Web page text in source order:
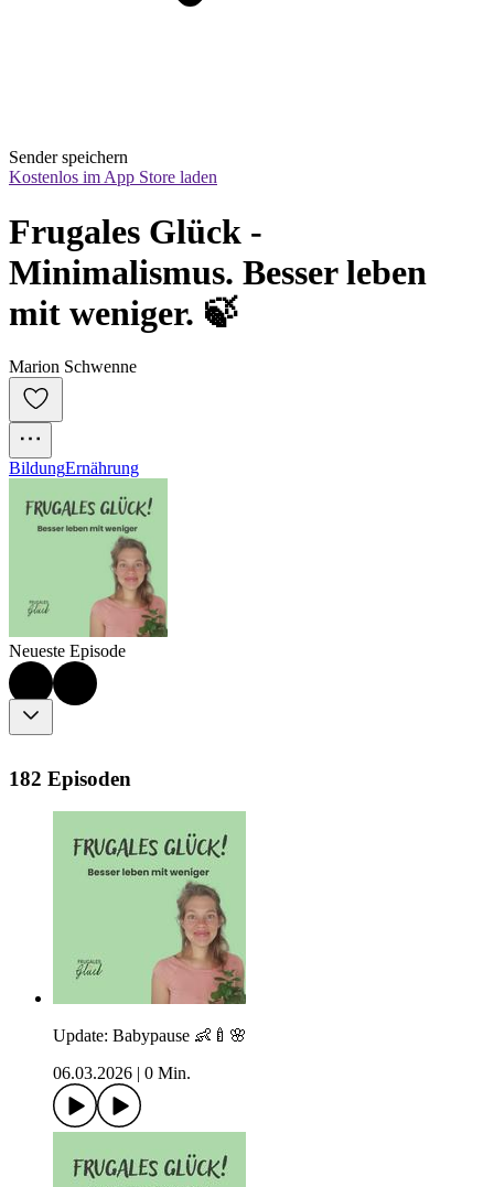
Sender speichern
Kostenlos im App Store laden
Frugales Glück -
Minimalismus. Besser leben
mit weniger. 🍃
Marion Schwenne
BildungErnährung
Neueste Episode
182 Episoden
Update: Babypause 👶🍼🌸
06.03.2026
0 Min.